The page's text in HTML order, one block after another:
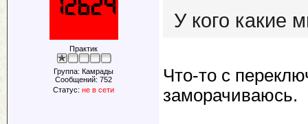
Практик
Группа: Камрады
Сообщений: 752
Статус: не в сети
У кого какие
Что-то с
заморачиваюсь.